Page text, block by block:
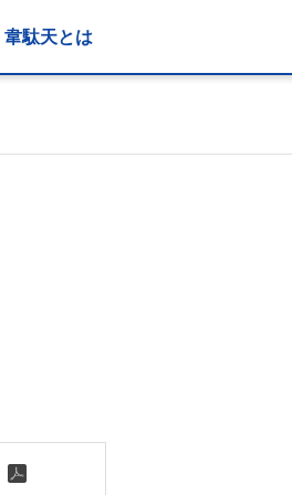
韋駄天とは